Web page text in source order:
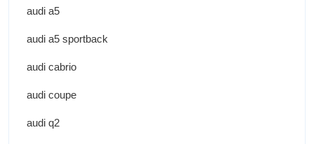
audi a5
audi a5 sportback
audi cabrio
audi coupe
audi q2